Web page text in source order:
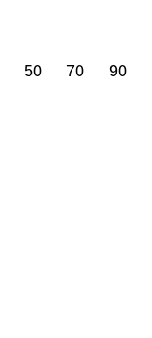
50 70 90